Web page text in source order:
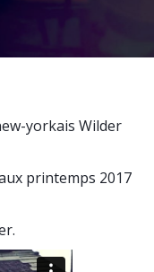
yorkais Wilder
printemps 2017